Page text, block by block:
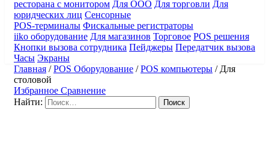
ресторана с монитором Для ООО Для торговли Для
юридческих лиц Сенсорные
POS-терминалы Фискальные регистраторы
iiko оборудование Для магазинов Торговое POS решения
Кнопки вызова сотрудника Пейджеры Передатчик вызова
Часы Экраны
Главная /POS Оборудование /POS компьютеры / Для
столовой
Избранное Сравнение
Найти: